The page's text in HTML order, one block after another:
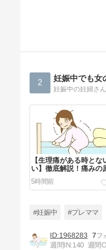
2 妊娠中でも女
妊娠中の妊婦さ
【生理痛がある時とな
い】徹底解説！痛みの
策法はこれだ
5時間前
#妊娠中 #プレママ
1968283
7
週間IN:140 週間